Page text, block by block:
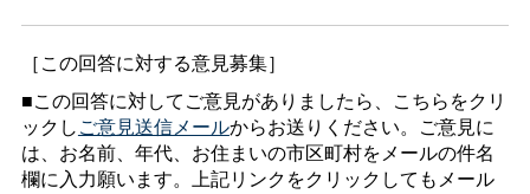
［この回答に対する意見募集］
■この回答に対してご意見がありましたら、こちらをクリ
ックしご意見送信メールからお送りください。ご意見に
は、お名前、年代、お住まいの市区町村をメールの件名
欄に入力願います。上記リンクをクリックしてもメール